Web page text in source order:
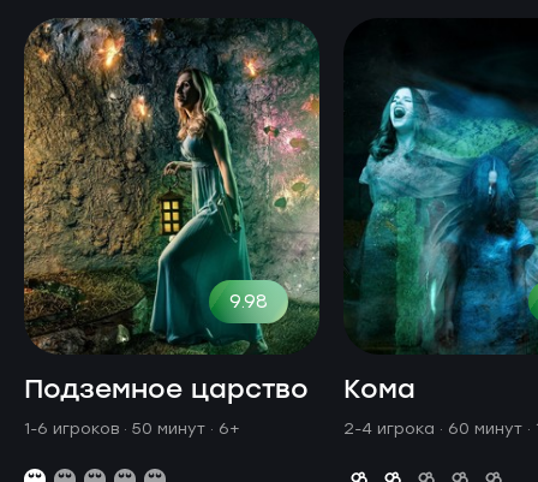
9.98
Подземное царство
1-6 игроков · 50 минут · 6+
Кома
2-4 игрока · 60 минут